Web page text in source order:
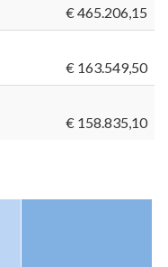
€ 465.206,15
€ 163.549,50
€ 158.835,10